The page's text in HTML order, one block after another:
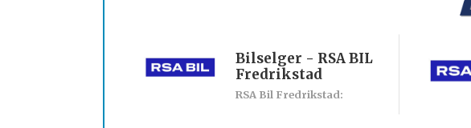
RSA Bil Fredrikstad:
Bilselger - RSA BIL
Fredrikstad